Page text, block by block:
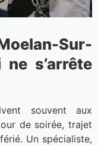
Sur-
s’arrête
souvent aux
de soirée, trajet
Un spécialiste,